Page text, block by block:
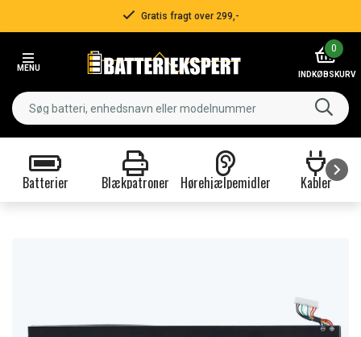
Gratis fragt over 299,-
MENU
0
INDKØBSKURV
Batterier Blækpatroner Hørehjælpemidler Kabler